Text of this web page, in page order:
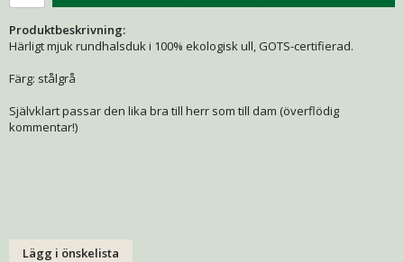
Produktbeskrivning:
Härligt mjuk rundhalsduk i 100% ekologisk ull, GOTS-certifierad.
Färg: stålgrå
Självklart passar den lika bra till herr som till dam (överflödig
kommentar!)
Lägg i önskelista